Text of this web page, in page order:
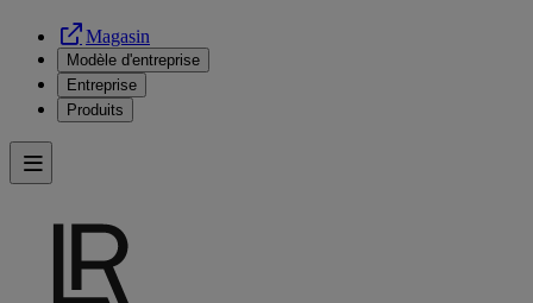
Magasin
Modèle d'entreprise
Entreprise
Produits